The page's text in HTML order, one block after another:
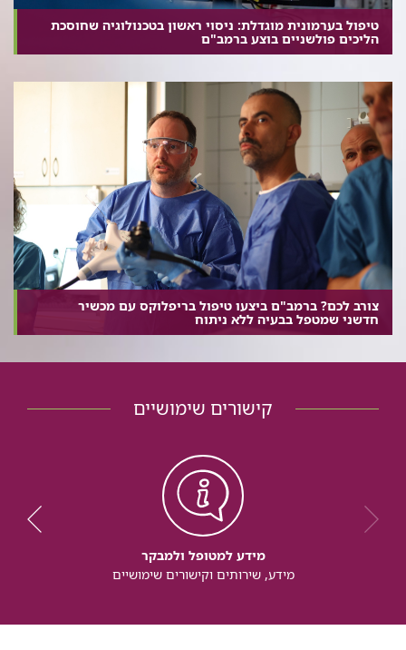
טיפול בערמונית מוגדלת: ניסוי ראשון בטכנולוגיה שחוסכת
הליכים פולשניים בוצע ברמב"ם
צורב לכם? ברמב"ם ביצעו טיפול בריפלוקס עם מכשיר
חדשני שמטפל בבעיה ללא ניתוח
קישורים שימושיים
מידע למטופל ולמבקר
מידע, שירותים וקישורים שימושיים